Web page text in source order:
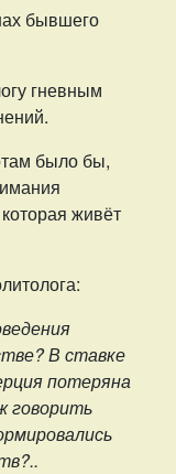
бывшего
гневным
было бы,
живёт
В ставке
потеряна
говорить